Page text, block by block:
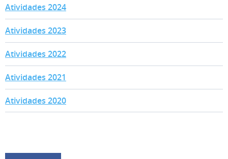
Atividades 2024
Atividades 2023
Atividades 2023
Atividades 2022
Atividades 2022
Atividades 2021
Atividades 2021
Atividades 2020
Atividades 2020